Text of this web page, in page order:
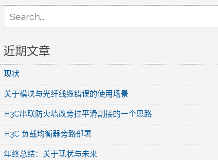
for:
近期文章
现状
关于模块与光纤线缆错误的使用场景
H3C串联防火墙改旁挂平滑割接的一个思路
H3C 负载均衡器旁路部署
年终总结：关于现状与未来